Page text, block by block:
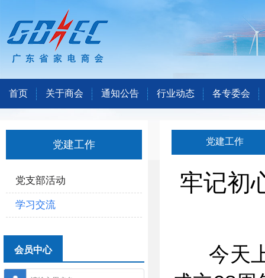
首页 关于商会 通知公告 行业动态 各专委会
党建工作
党支部活动
学习交流
会员中心
党建工作
牢记初
今天上